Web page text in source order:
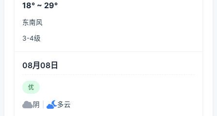
18° ~ 29°
东南风
3-4级
08月08日
优
阴 多云